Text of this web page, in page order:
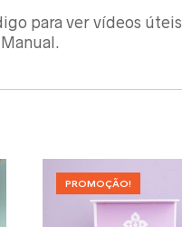
para ver vídeos úteis
PROMOÇÃO!